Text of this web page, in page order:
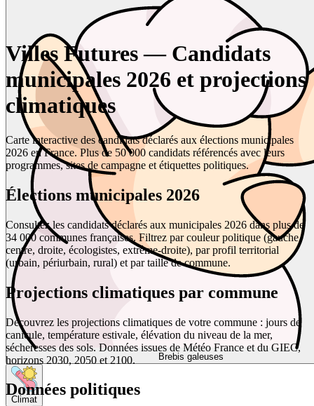
Brebis galeuses
Climat
Villes Futures — Candidats
municipales 2026 et projections
climatiques
Carte interactive des candidats déclarés aux élections municipales
2026 en France. Plus de 50 000 candidats référencés avec leurs
programmes, sites de campagne et étiquettes politiques.
Élections municipales 2026
Consultez les candidats déclarés aux municipales 2026 dans plus de
34 000 communes françaises. Filtrez par couleur politique (gauche,
centre, droite, écologistes, extrême-droite), par profil territorial
(urbain, périurbain, rural) et par taille de commune.
Projections climatiques par commune
Découvrez les projections climatiques de votre commune : jours de
canicule, température estivale, élévation du niveau de la mer,
sécheresses des sols. Données issues de Météo France et du GIEC,
horizons 2030, 2050 et 2100.
Données politiques